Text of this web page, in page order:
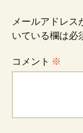
ビ
ゲ
メールアドレス
いている欄は必
コメント ※